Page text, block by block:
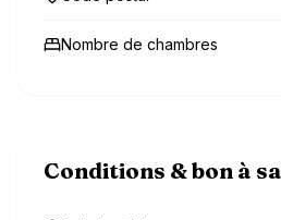
Nombre de chambres
Conditions & bon à